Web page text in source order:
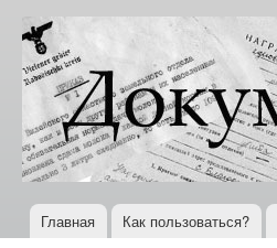
Документы
XX века
Всемирная
история в
Интернете
Главное меню
Главная Как пользоваться?